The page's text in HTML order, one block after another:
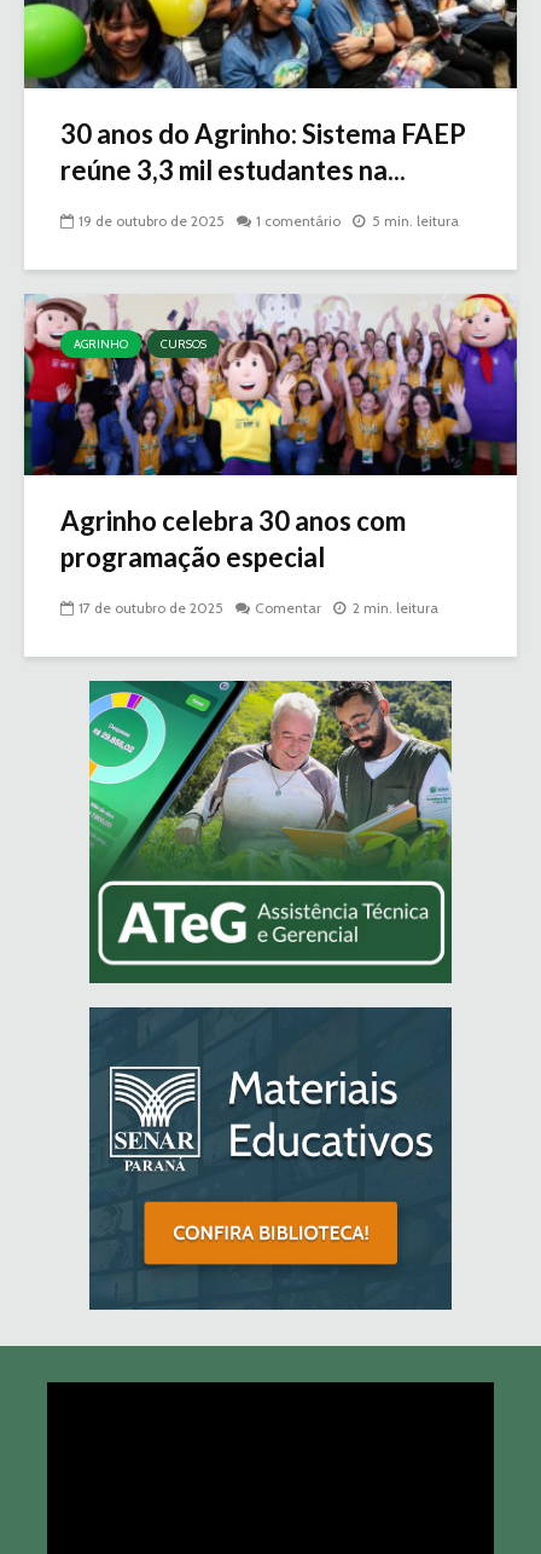
30 anos do Agrinho: Sistema FAEP
reúne 3,3 mil estudantes na...
19 de outubro de 2025 1 comentário 5 min. leitura
AGRINHO CURSOS
Agrinho celebra 30 anos com
programação especial
17 de outubro de 2025 Comentar 2 min. leitura